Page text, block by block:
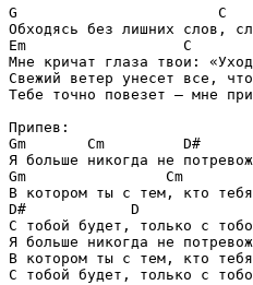
G
C
Em
C
Мне кричат глаза твои:
Свежий ветер унесет все,
Тебе точно повезет – мне
Gm
Cm D#
Gm
Cm
D#
D
С тобой будет, только с
Я больше никогда не
В котором ты с тем, кто
С тобой будет, только с